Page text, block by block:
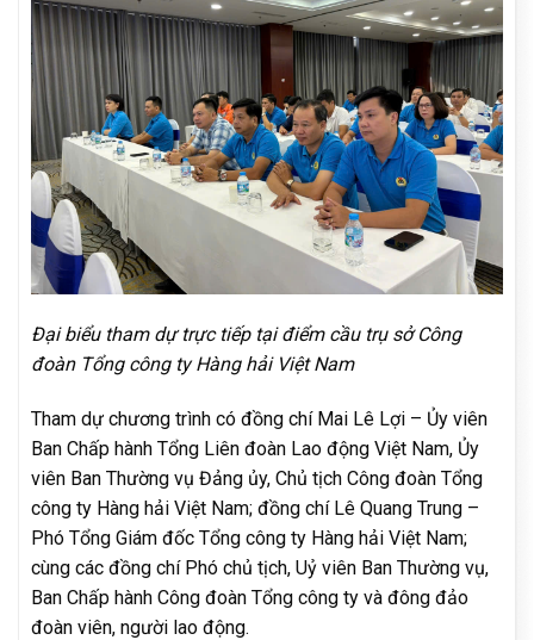
Đại biểu tham dự trực tiếp tại điểm cầu trụ sở Công
đoàn Tổng công ty Hàng hải Việt Nam
Tham dự chương trình có đồng chí Mai Lê Lợi – Ủy viên
Ban Chấp hành Tổng Liên đoàn Lao động Việt Nam, Ủy
viên Ban Thường vụ Đảng ủy, Chủ tịch Công đoàn Tổng
công ty Hàng hải Việt Nam; đồng chí Lê Quang Trung –
Phó Tổng Giám đốc Tổng công ty Hàng hải Việt Nam;
cùng các đồng chí Phó chủ tịch, Uỷ viên Ban Thường vụ,
Ban Chấp hành Công đoàn Tổng công ty và đông đảo
đoàn viên, người lao động.